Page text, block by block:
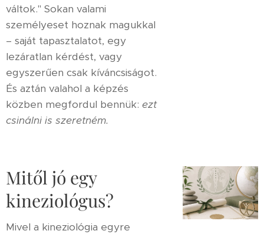
váltok." Sokan valami
személyeset hoznak magukkal
– saját tapasztalatot, egy
lezáratlan kérdést, vagy
egyszerűen csak kíváncsiságot.
És aztán valahol a képzés
közben megfordul bennük: ezt
csinálni is szeretném.
Mitől jó egy
kineziológus?
Mivel a kineziológia egyre